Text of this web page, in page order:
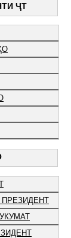
ҶТ